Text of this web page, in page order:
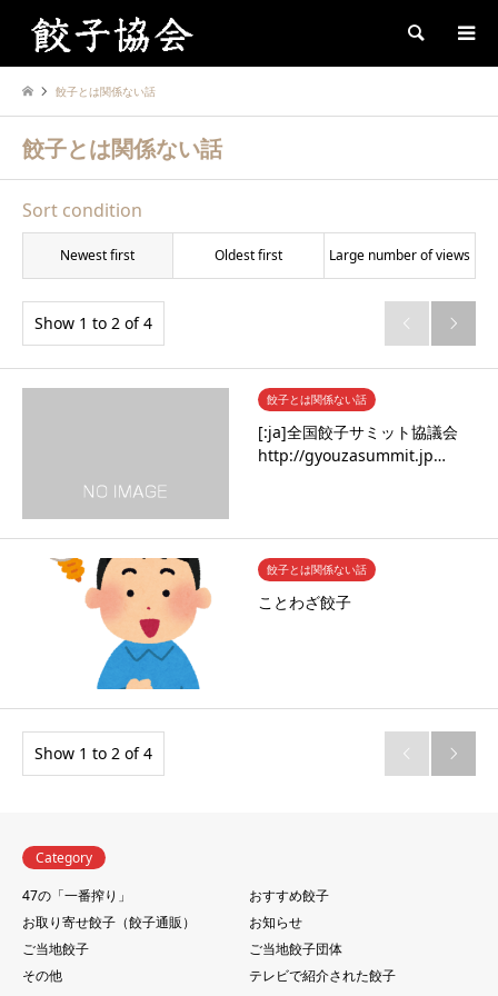
Search
餃子とは関係ない話
餃子とは関係ない話
Sort condition
Newest first Oldest first Large number of views
Show 1 to 2 of 4  
餃子とは関係ない話
[:ja]全国餃子サミット協議会
http://gyouzasummit.jp…
餃子とは関係ない話
ことわざ餃子
Show 1 to 2 of 4  
Category
47の「一番搾り」
おすすめ餃子
お取り寄せ餃子（餃子通販）
お知らせ
ご当地餃子
ご当地餃子団体
その他
テレビで紹介された餃子